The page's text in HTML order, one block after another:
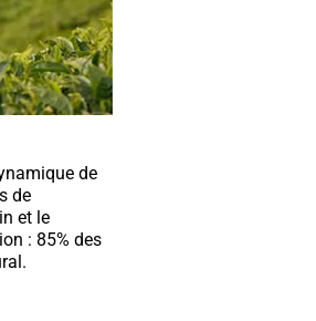
de
de
et le
: 85% des